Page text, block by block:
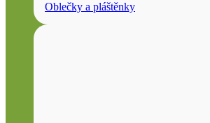
Oblečky a pláštěnky